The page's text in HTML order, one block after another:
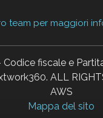
team per maggiori
fiscale e
ALL
AWS
Mappa del sito